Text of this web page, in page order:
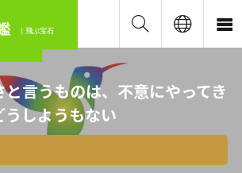
｜飛ぶ宝石
と言うものは、不意にやってき
うしようもない